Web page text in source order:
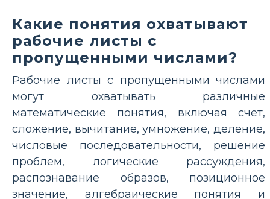
Какие понятия охватывают
рабочие листы с
пропущенными числами?
Рабочие листы с пропущенными числами
могут охватывать различные
математические понятия, включая счет,
сложение, вычитание, умножение, деление,
числовые последовательности, решение
проблем, логические рассуждения,
распознавание образов, позиционное
значение, алгебраические понятия и